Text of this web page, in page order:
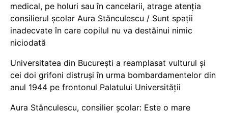
medical, pe holuri sau în cancelarii, atrage atenția
consilierul școlar Aura Stănculescu / Sunt spații
inadecvate în care copilul nu va destăinui nimic
niciodată
Universitatea din București a reamplasat vulturul și
cei doi grifoni distruși în urma bombardamentelor din
anul 1944 pe frontonul Palatului Universității
Aura Stănculescu, consilier școlar: Este o mare